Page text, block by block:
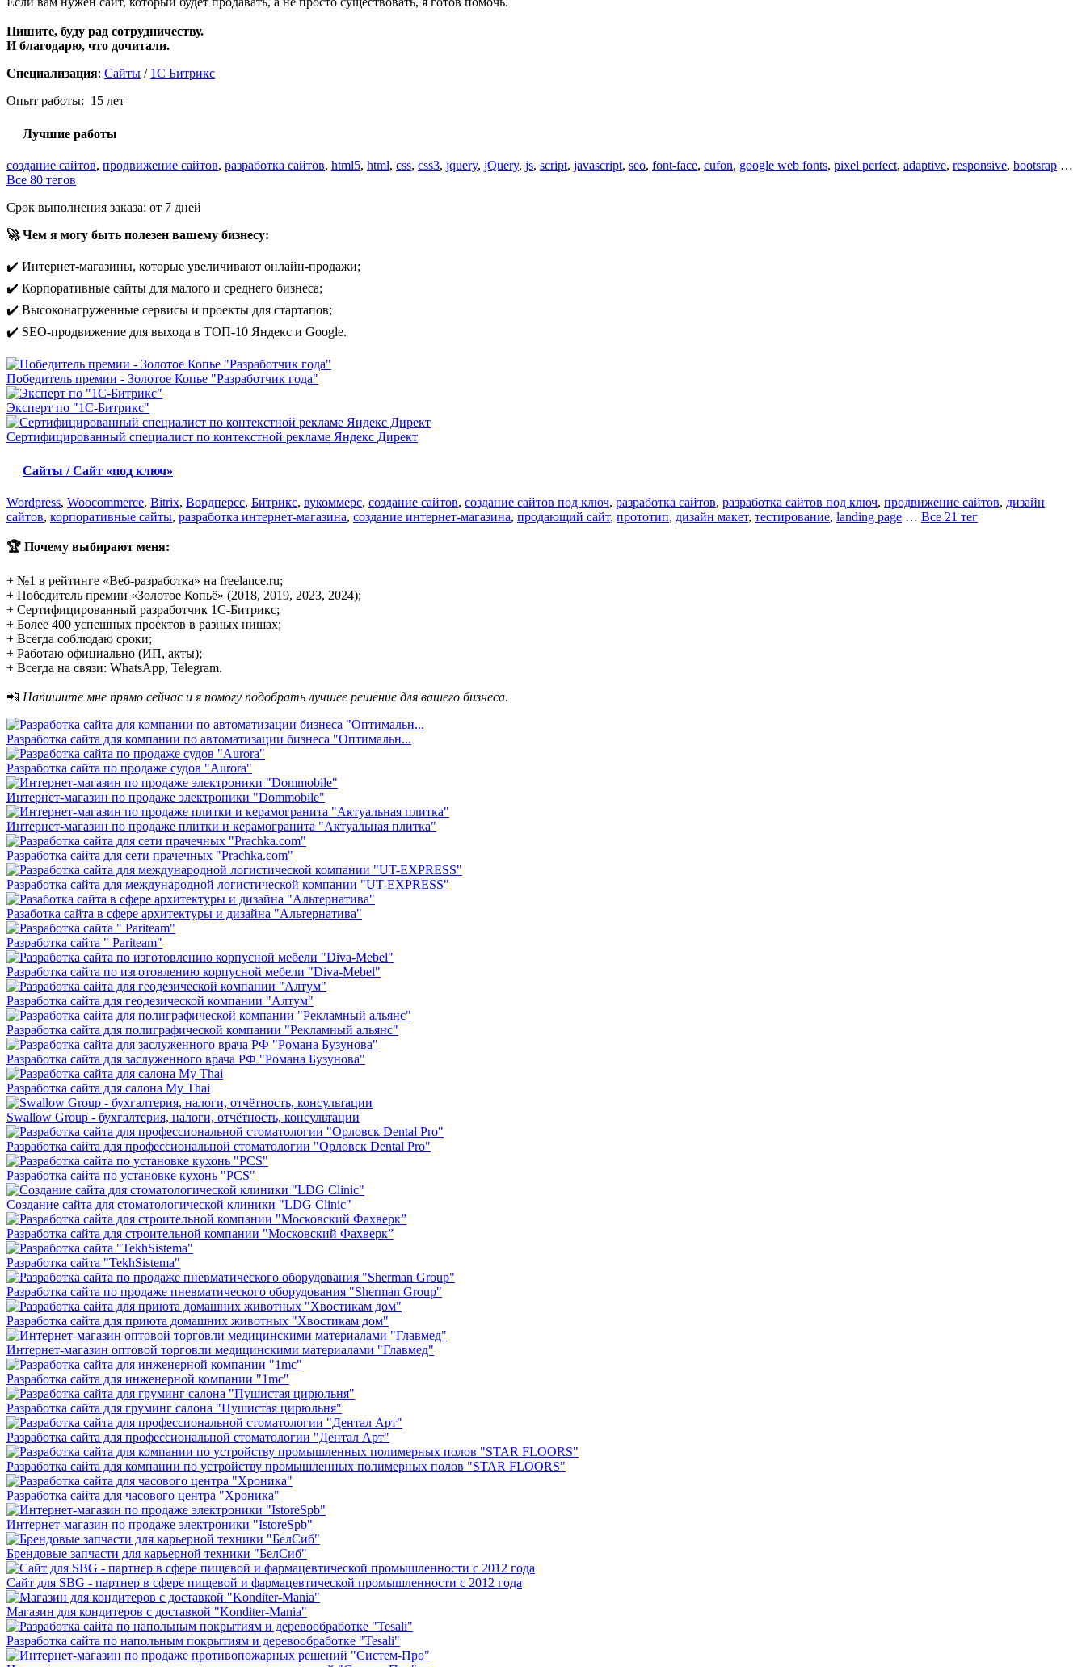
Пишите, буду рад сотрудничеству.
И благодарю, что дочитали.
Специализация: Сайты / 1С Битрикс
Опыт работы: 15 лет
Лучшие работы
создание сайтов, продвижение сайтов, разработка сайтов, html5, html, css, css3, jquery, jQuery, js, script, javascript, seo, font-face, cufon, google web fonts, pixel perfect, adaptive, responsive, bootsrap …
Все 80 тегов
Срок выполнения заказа: от 7 дней
🚀 Чем я могу быть полезен вашему бизнесу:
✔️ Интернет-магазины, которые увеличивают онлайн-продажи;
✔️ Корпоративные сайты для малого и среднего бизнеса;
✔️ Высоконагруженные сервисы и проекты для стартапов;
✔️ SEO-продвижение для выхода в ТОП-10 Яндекс и Google.
Победитель премии - Золотое Копье "Разработчик года"
Эксперт по "1С-Битрикс"
Сертифицированный специалист по контекстной рекламе Яндекс Директ
Сайты / Сайт «под ключ»
Wordpress, Woocommerce, Bitrix, Вордперсс, Битрикс, вукоммерс, создание сайтов, создание сайтов под ключ, разработка сайтов, разработка сайтов под ключ, продвижение сайтов, дизайн
сайтов, корпоративные сайты, разработка интернет-магазина, создание интернет-магазина, продающий сайт, прототип, дизайн макет, тестирование, landing page … Все 21 тег
🏆 Почему выбирают меня:
+ №1 в рейтинге «Веб-разработка» на freelance.ru;
+ Победитель премии «Золотое Копьё» (2018, 2019, 2023, 2024);
+ Сертифицированный разработчик 1С-Битрикс;
+ Более 400 успешных проектов в разных нишах;
+ Всегда соблюдаю сроки;
+ Работаю официально (ИП, акты);
+ Всегда на связи: WhatsApp, Telegram.
📲 Напишите мне прямо сейчас и я помогу подобрать лучшее решение для вашего бизнеса.
Разработка сайта для компании по автоматизации бизнеса "Оптимальн...
Разработка сайта по продаже судов "Aurora"
Интернет-магазин по продаже электроники "Dommobile"
Интернет-магазин по продаже плитки и керамогранита "Актуальная плитка"
Разработка сайта для сети прачечных "Prachka.com"
Разработка сайта для международной логистической компании "UT-EXPRESS"
Разаботка сайта в сфере архитектуры и дизайна "Альтернатива"
Разработка сайта " Pariteam"
Разработка сайта по изготовлению корпусной мебели "Diva-Mebel"
Разработка сайта для геодезической компании "Алтум"
Разработка сайта для полиграфической компании "Рекламный альянс"
Разработка сайта для заслуженного врача РФ "Романа Бузунова"
Разработка сайта для салона My Thai
Swallow Group - бухгалтерия, налоги, отчётность, консультации
Разработка сайта для профессиональной стоматологии "Орловск Dental Pro"
Разработка сайта по установке кухонь "PCS"
Создание сайта для стоматологической клиники "LDG Clinic"
Разработка сайта для строительной компании "Московский Фахверк”
Разработка сайта "TekhSistema"
Разработка сайта по продаже пневматического оборудования "Sherman Group"
Разработка сайта для приюта домашних животных "Хвостикам дом"
Интернет-магазин оптовой торговли медицинскими материалами "Главмед"
Разработка сайта для инженерной компании "1mc"
Разработка сайта для груминг салона "Пушистая цирюльня"
Разработка сайта для профессиональной стоматологии "Дентал Арт"
Разработка сайта для компании по устройству промышленных полимерных полов "STAR FLOORS"
Разработка сайта для часового центра "Хроника"
Интернет-магазин по продаже электроники "IstoreSpb"
Брендовые запчасти для карьерной техники "БелСиб"
Сайт для SBG - партнер в сфере пищевой и фармацевтической промышленности с 2012 года
Магазин для кондитеров с доставкой "Konditer-Mania"
Разработка сайта по напольным покрытиям и деревообработке "Tesali"